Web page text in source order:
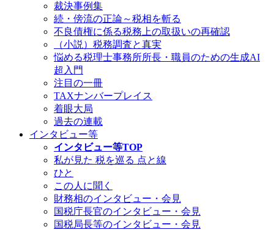
裁決事例集
続・傍流の正論～税相を斬る
不良債権に係る税務上の取扱いの再確認
（小説）税務調査と真実
悩める税理士事務所所長・職員のための生成AI
超入門
注目の一冊
TAXナンバープレイス
着眼大局
過去の連載
インタビュー等
インタビュー等TOP
私が見た 税を巡る 点と線
ひと
この人に聞く
財務相のインタビュー・会見
国税庁長官のインタビュー・会見
国税局長等のインタビュー・会見